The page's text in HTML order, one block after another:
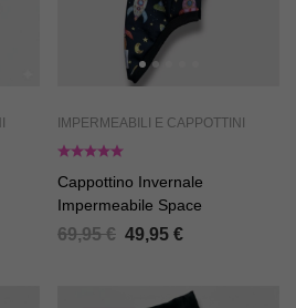
IMPERMEABILI E CAPPOTTINI
Cappottino Invernale
Impermeabile Space
69,95€ 49,95 €